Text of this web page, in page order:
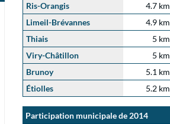
Ris-Orangis
4.7 km
Limeil-Brévannes
4.9 km
Thiais
5 km
Viry-Châtillon
5 km
Brunoy
5.1 km
Étiolles
5.2 km
Participation municipale de 2014